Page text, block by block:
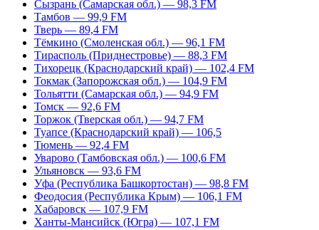
Сызрань (Самарская обл.) — 98,3 FM
Тамбов — 99,9 FM
Тверь — 89,4 FM
Тёмкино (Смоленская обл.) — 96,1 FM
Тирасполь (Приднестровье) — 88,3 FM
Тихорецк (Краснодарский край) — 102,4 FM
Токмак (Запорожская обл.) — 104,9 FM
Тольятти (Самарская обл.) — 94,9 FM
Томск — 92,6 FM
Торжок (Тверская обл.) — 94,7 FM
Туапсе (Краснодарский край) — 106,5
Тюмень — 92,4 FM
Уварово (Тамбовская обл.) — 100,6 FM
Ульяновск — 93,6 FM
Уфа (Республика Башкортостан) — 98,8 FM
Феодосия (Республика Крым) — 106,1 FM
Хабаровск — 107,9 FM
Ханты-Мансийск (Югра) — 107,1 FM